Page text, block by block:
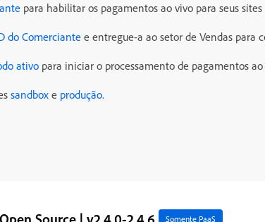
para habilitar os pagamentos ao vivo para seus sites
do Comerciante e entregue-a ao setor de Vendas para
ativo para iniciar o processamento de pagamentos ao
sandbox e produção.
Somente PaaS